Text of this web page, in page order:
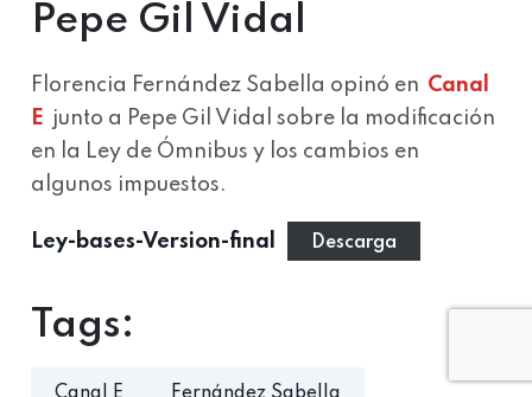
Pepe Gil Vidal
Florencia Fernández Sabella opinó en Canal
E junto a Pepe Gil Vidal sobre la modificación
en la Ley de Ómnibus y los cambios en
algunos impuestos.
Ley-bases-Version-final Descarga
Tags: